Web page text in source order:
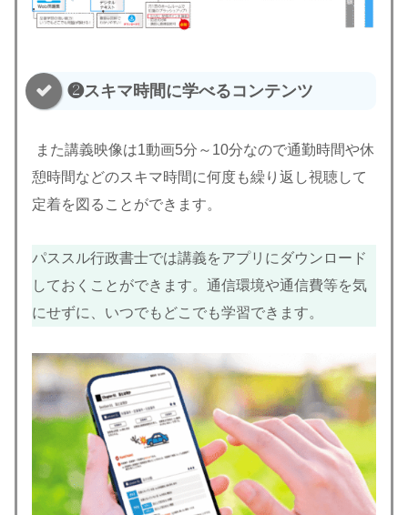
❷スキマ時間に学べるコンテンツ
また講義映像は1動画5分～10分なので通勤時間や休
憩時間などのスキマ時間に何度も繰り返し視聴して
定着を図ることができます。
パススル行政書士では講義をアプリにダウンロード
しておくことができます。通信環境や通信費等を気
にせずに、いつでもどこでも学習できます。